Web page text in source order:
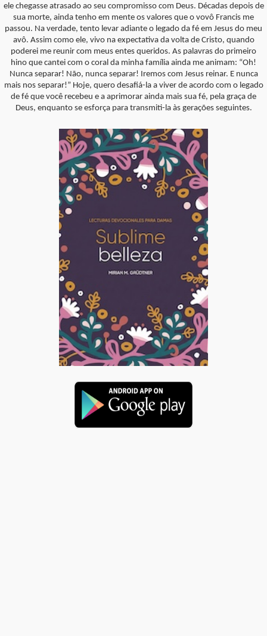
ele chegasse atrasado ao seu compromisso com Deus. Décadas depois de
sua morte, ainda tenho em mente os valores que o vovô Francis me
passou. Na verdade, tento levar adiante o legado da fé em Jesus do meu
avô. Assim como ele, vivo na expectativa da volta de Cristo, quando
poderei me reunir com meus entes queridos. As palavras do primeiro
hino que cantei com o coral da minha família ainda me animam: “Oh!
Nunca separar! Não, nunca separar! Iremos com Jesus reinar. E nunca
mais nos separar!” Hoje, quero desafiá-la a viver de acordo com o legado
de fé que você recebeu e a aprimorar ainda mais sua fé, pela graça de
Deus, enquanto se esforça para transmiti-la às gerações seguintes.